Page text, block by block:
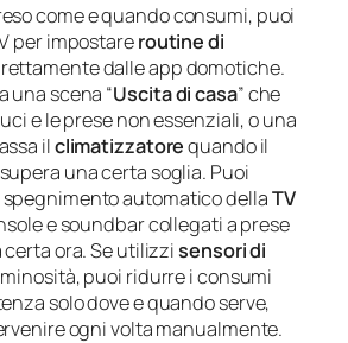
come e quando consumi, puoi
per impostareroutine di
dalle app domotiche.
una scena “Uscita di casa” che
e le prese non essenziali, o una
ilclimatizzatorequando il
una certa soglia. Puoi
automatico dellaTV
e soundbar collegati a prese
certa ora. Se utilizzisensori di
puoi ridurre i consumi
solo dove e quando serve,
ogni volta manualmente.